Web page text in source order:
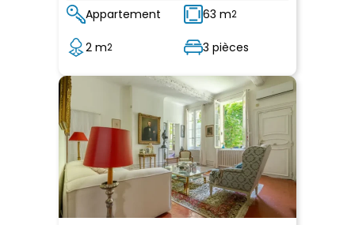
Appartement 63 m2
2 m2 3 pièces